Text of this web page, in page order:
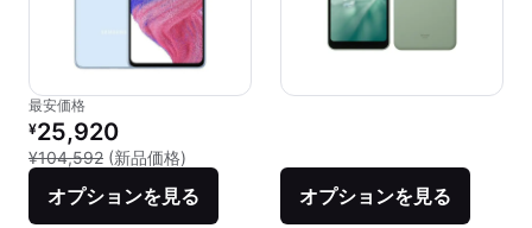
最安価格
リファービッシュ品の価格：
¥25,920
¥104,592 (新品価格)
オプションを見る オプションを見る